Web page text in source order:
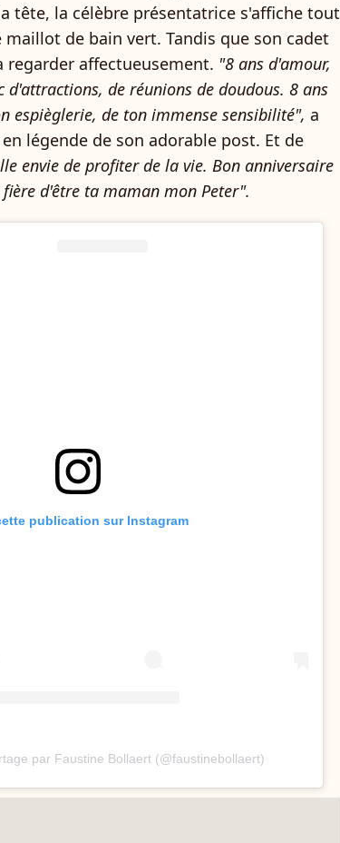
tête, la célèbre présentatrice s'affiche tout
de bain vert. Tandis que son cadet
regarder affectueusement. "8 ans d'amour,
d'attractions, de réunions de doudous. 8 ans
espièglerie, de ton immense sensibilité", a
légende de son adorable post. Et de
envie de profiter de la vie. Bon anniversaire
d'être ta maman mon Peter".
publication sur Instagram
par Faustine Bollaert (@faustinebollaert)